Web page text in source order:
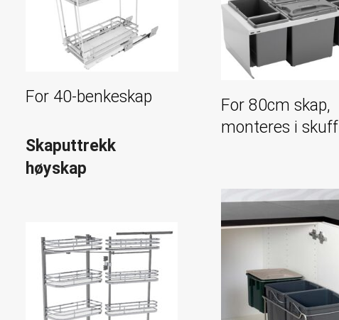
For 40-benkeskap
Skaputtrekk
høyskap
For 80cm skap,
monteres i skuff